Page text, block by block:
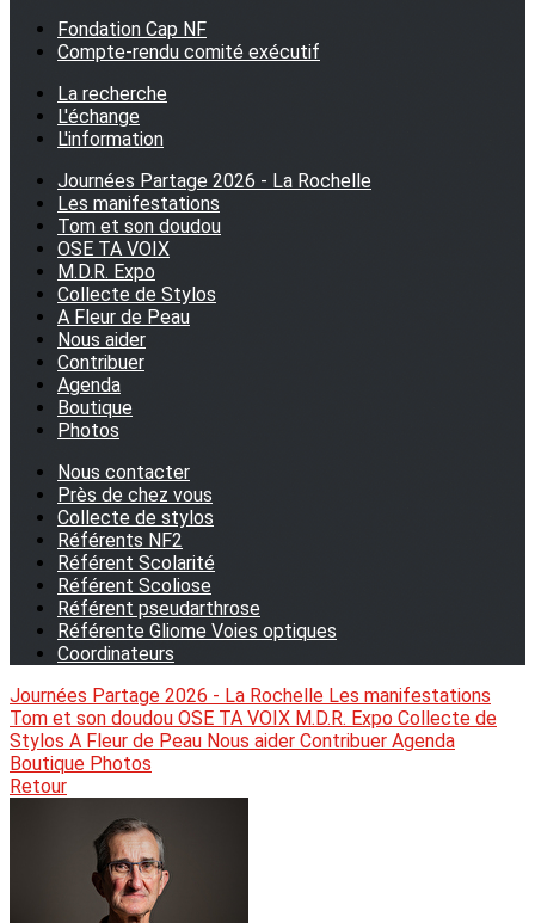
Fondation Cap NF
Compte-rendu comité exécutif
La recherche
L'échange
L'information
Journées Partage 2026 - La Rochelle
Les manifestations
Tom et son doudou
OSE TA VOIX
M.D.R. Expo
Collecte de Stylos
A Fleur de Peau
Nous aider
Contribuer
Agenda
Boutique
Photos
Nous contacter
Près de chez vous
Collecte de stylos
Référents NF2
Référent Scolarité
Référent Scoliose
Référent pseudarthrose
Référente Gliome Voies optiques
Coordinateurs
Journées Partage 2026 - La Rochelle Les manifestations
Tom et son doudou OSE TA VOIX M.D.R. Expo Collecte de
Stylos A Fleur de Peau Nous aider Contribuer Agenda
Boutique Photos
Retour